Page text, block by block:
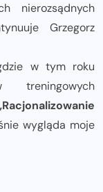
nierozsądnych
Grzegorz
w tym roku
treningowych
wygląda moje